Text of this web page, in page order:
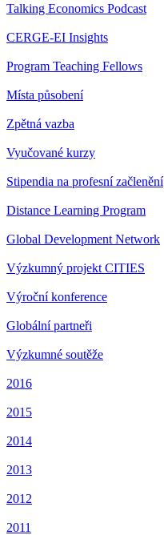
Talking Economics Podcast
CERGE-EI Insights
Program Teaching Fellows
Místa působení
Zpětná vazba
Vyučované kurzy
Stipendia na profesní začlenění
Distance Learning Program
Global Development Network
Výzkumný projekt CITIES
Výroční konference
Globální partneři
Výzkumné soutěže
2016
2015
2014
2013
2012
2011